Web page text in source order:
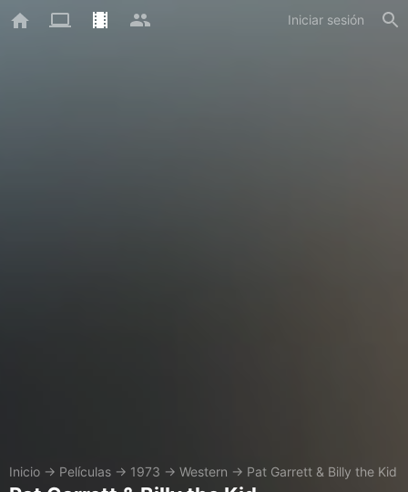
Iniciar sesión
Inicio → Películas → 1973 → Western → Pat Garrett & Billy the Kid